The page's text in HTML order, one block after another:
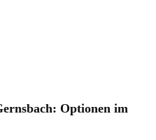
Optionen im